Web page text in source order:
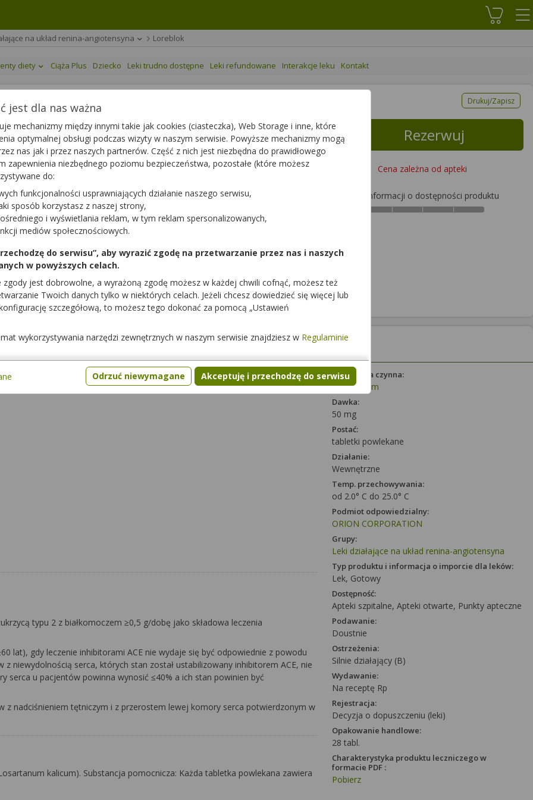
Koszyk
na układ renina-angiotensyna Loreblok
diety Ciąża Plus Dziecko Leki trudno dostępne Leki refundowane Interakcje leku Kontakt
Drukuj/Zapisz
| 28 tabl.
Rezerwuj
Cena zależna od apteki
Brak informacji o dostępności produktu
Interakcje z żywnością Pytania Gdzie kupić lek
typu 2 z białkomoczem ≥0,5 g/dobę jako składowa leczenia
lat), gdy leczenie inhibitorami ACE nie wydaje się być odpowiednie z powodu
z niewydolnością serca, których stan został ustabilizowany inhibitorem ACE, nie
serca u pacjentów powinna wynosić ≤40% a ich stan powinien być
z nadciśnieniem tętniczym i z przerostem lewej komory serca potwierdzonym w
kalicum). Substancja pomocnicza: Każda tabletka powlekana zawiera
Substancja czynna:
Losartanum
Dawka:
50 mg
Postać:
tabletki powlekane
Działanie:
Wewnętrzne
Temp. przechowywania:
od 2.0° C do 25.0° C
Podmiot odpowiedzialny:
ORION CORPORATION
Grupy:
Leki działające na układ renina-angiotensyna
Typ produktu i informacja o imporcie dla leków:
Lek, Gotowy
Dostępność:
Apteki szpitalne, Apteki otwarte, Punkty apteczne
Podawanie:
Doustnie
Ostrzeżenia:
Silnie działający (B)
Wydawanie:
Na receptę Rp
Rejestracja:
Decyzja o dopuszczeniu (leki)
Opakowanie handlowe:
28 tabl.
Charakterystyka produktu leczniczego w
formacie PDF :
Pobierz
jest dla nas ważna
mechanizmy między innymi takie jak cookies (ciasteczka), Web Storage i inne, które
optymalnej obsługi podczas wizyty w naszym serwisie. Powyższe mechanizmy mogą
nas jak i przez naszych partnerów. Część z nich jest niezbędna do prawidłowego
zapewnienia niezbędnego poziomu bezpieczeństwa, pozostałe (które możesz
do:
funkcjonalności usprawniających działanie naszego serwisu,
sposób korzystasz z naszej strony,
i wyświetlania reklam, w tym reklam spersonalizowanych,
mediów społecznościowych.
do serwisu”, aby wyrazić zgodę na przetwarzanie przez nas i naszych
w powyższych celach.
zgody jest dobrowolne, a wyrażoną zgodę możesz w każdej chwili cofnąć, możesz też
Twoich danych tylko w niektórych celach. Jeżeli chcesz dowiedzieć się więcej lub
szczegółową, to możesz tego dokonać za pomocą „Ustawień
wykorzystywania narzędzi zewnętrznych w naszym serwisie znajdziesz w Regulaminie
Odrzuć niewymagane Akceptuję i przechodzę do serwisu